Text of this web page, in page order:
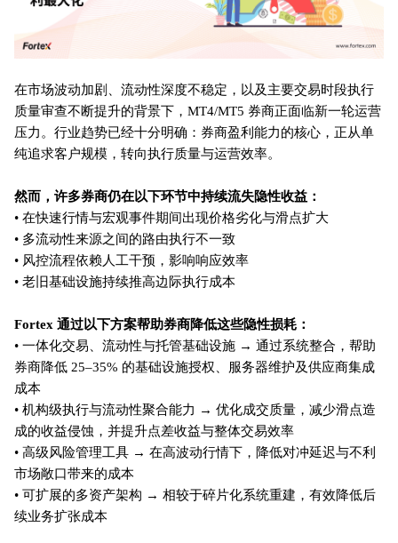
在市场波动加剧、流动性深度不稳定，以及主要交易时段执行
质量审查不断提升的背景下，MT4/MT5 券商正面临新一轮运营
压力。行业趋势已经十分明确：券商盈利能力的核心，正从单
纯追求客户规模，转向执行质量与运营效率。
然而，许多券商仍在以下环节中持续流失隐性收益：
• 在快速行情与宏观事件期间出现价格劣化与滑点扩大
• 多流动性来源之间的路由执行不一致
• 风控流程依赖人工干预，影响响应效率
• 老旧基础设施持续推高边际执行成本
Fortex 通过以下方案帮助券商降低这些隐性损耗：
• 一体化交易、流动性与托管基础设施 → 通过系统整合，帮助
券商降低 25–35% 的基础设施授权、服务器维护及供应商集成
成本
• 机构级执行与流动性聚合能力 → 优化成交质量，减少滑点造
成的收益侵蚀，并提升点差收益与整体交易效率
• 高级风险管理工具 → 在高波动行情下，降低对冲延迟与不利
市场敞口带来的成本
• 可扩展的多资产架构 → 相较于碎片化系统重建，有效降低后
续业务扩张成本